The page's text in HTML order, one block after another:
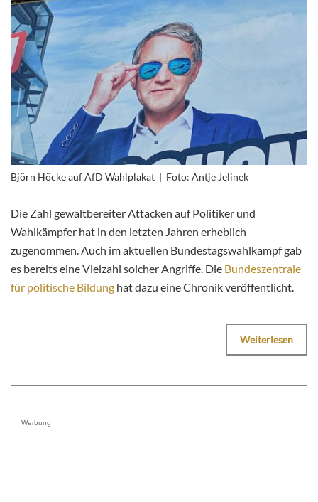
Björn Höcke auf AfD Wahlplakat | Foto: Antje Jelinek
Die Zahl gewaltbereiter Attacken auf Politiker und
Wahlkämpfer hat in den letzten Jahren erheblich
zugenommen. Auch im aktuellen Bundestagswahlkampf gab
es bereits eine Vielzahl solcher Angriffe. Die Bundeszentrale
für politische Bildung hat dazu eine Chronik veröffentlicht.
Weiterlesen
Werbung